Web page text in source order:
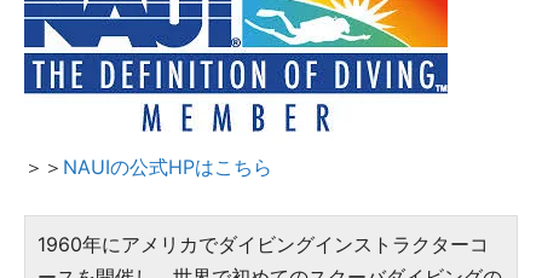
＞＞ NAUIの公式HPはこちら
1960年にアメリカでダイビングインストラクターコ